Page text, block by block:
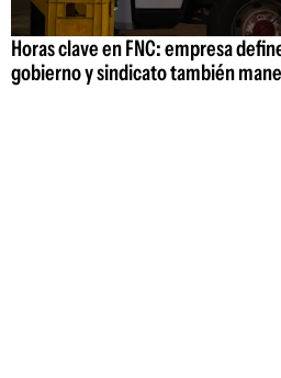
Horas clave en FNC: empresa
gobierno y sindicato también